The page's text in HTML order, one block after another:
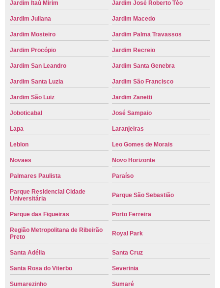
Jardim Itaú Mirim Jardim José Roberto Téo
Jardim Juliana Jardim Macedo
Jardim Mosteiro Jardim Palma Travassos
Jardim Procópio Jardim Recreio
Jardim San Leandro Jardim Santa Genebra
Jardim Santa Luzia Jardim São Francisco
Jardim São Luiz Jardim Zanetti
Joboticabal José Sampaio
Lapa Laranjeiras
Leblon Leo Gomes de Morais
Novaes Novo Horizonte
Palmares Paulista Paraíso
Parque Residencial Cidade
Universitária
Parque São Sebastião
Parque das Figueiras Porto Ferreira
Região Metropolitana de Ribeirão
Preto
Royal Park
Santa Adélia Santa Cruz
Santa Rosa do Viterbo Severinia
Sumarezinho Sumaré